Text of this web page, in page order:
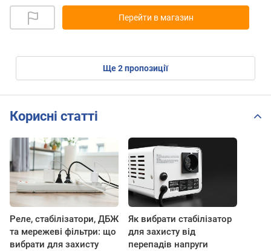
Перейти в магазин
ще2пропозиції
Корисні статті
Реле, стабілізатори, ДБЖ
та мережеві фільтри: що
вибрати для захисту
Як вибрати стабілізатор
для захисту від
перепадів напруги